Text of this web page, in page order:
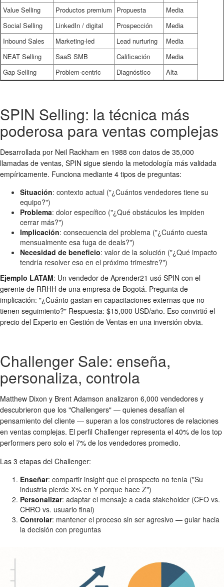
Value Selling
Productos premium Propuesta
Media
Social Selling
LinkedIn / digital Prospección
Media
Inbound Sales
Marketing-led Lead nurturing
Media
NEAT Selling
SaaS SMB Calificación
Media
Gap Selling
Problem-centric Diagnóstico Alta
SPIN Selling: la técnica más
poderosa para ventas complejas
Desarrollada por Neil Rackham en 1988 con datos de 35,000
llamadas de ventas, SPIN sigue siendo la metodología más validada
empíricamente. Funciona mediante 4 tipos de preguntas:
Situación: contexto actual ("¿Cuántos vendedores tiene su
equipo?")
Problema: dolor específico ("¿Qué obstáculos les impiden
cerrar más?")
Implicación: consecuencia del problema ("¿Cuánto cuesta
mensualmente esa fuga de deals?")
Necesidad de beneficio: valor de la solución ("¿Qué impacto
tendría resolver eso en el próximo trimestre?")
Ejemplo LATAM: Un vendedor de Aprender21 usó SPIN con el
gerente de RRHH de una empresa de Bogotá. Pregunta de
implicación: "¿Cuánto gastan en capacitaciones externas que no
tienen seguimiento?" Respuesta: $15,000 USD/año. Eso convirtió el
precio del Experto en Gestión de Ventas en una inversión obvia.
Challenger Sale: enseña,
personaliza, controla
Matthew Dixon y Brent Adamson analizaron 6,000 vendedores y
descubrieron que los "Challengers" — quienes desafían el
pensamiento del cliente — superan a los constructores de relaciones
en ventas complejas. El perfil Challenger representa el 40% de los top
performers pero solo el 7% de los vendedores promedio.
Las 3 etapas del Challenger:
Enseñar: compartir insight que el prospecto no tenía ("Su
industria pierde X% en Y porque hace Z")
Personalizar: adaptar el mensaje a cada stakeholder (CFO vs.
CHRO vs. usuario final)
Controlar: mantener el proceso sin ser agresivo — guiar hacia
la decisión con preguntas